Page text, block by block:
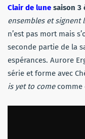
Clair de lune saison 3
ensembles et signent
n’est pas mort mais
seconde partie de la
espérances. Aurore
série et forme avec
is yet to comecomme